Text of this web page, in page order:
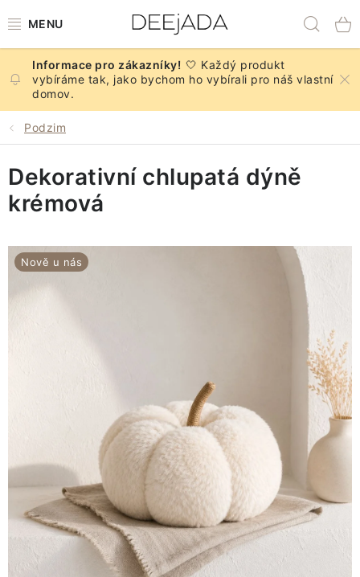
na
NOVINKY
PODZIM
KUCHYNĚ A STOLOVÁNÍ
Doprava a platba
FAQ - nejčastější dotazy
Vrácení zboží a reklamace
Obchodní podmínky
Ochrana Osobních údajů GDPR
Spojte se s námi
Odstoupení od smlouvy
🤍 Každý produkt
vybíráme tak, jako bychom ho vybírali pro náš vlastní
domov.
Podzim
Dekorativní chlupatá dýně
krémová
Nově u nás